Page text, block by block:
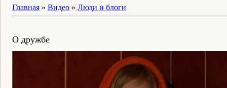
Главная » Видео » Люди и блоги
О дружбе